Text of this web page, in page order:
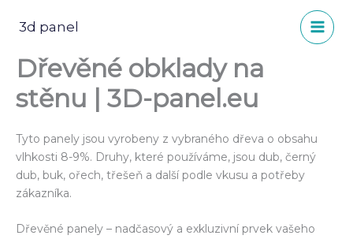
3d panel
Dřevěné obklady na
stěnu | 3D-panel.eu
Tyto panely jsou vyrobeny z vybraného dřeva o obsahu
vlhkosti 8-9%. Druhy, které používáme, jsou dub, černý
dub, buk, ořech, třešeň a další podle vkusu a potřeby
zákazníka.
Dřevěné panely – nadčasový a exkluzivní prvek vašeho